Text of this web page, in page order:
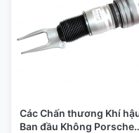
Các Chấn thương Khí
Ban đầu Không Porsche